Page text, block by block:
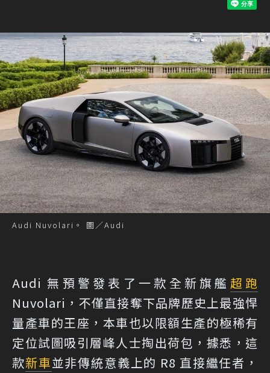
Audi Nuvolari。 圖／Audi
Audi 無預警發表了一款全新旗艦 超跑
Nuvolari，不僅直接奪下品牌歷史上最強悍
量產車的王座，本車也以限額生產的極稀有
定位試圖吸引層峰人士掏出荷包，據悉，這
款新車並非傳統意義上的 R8 直接繼任者，